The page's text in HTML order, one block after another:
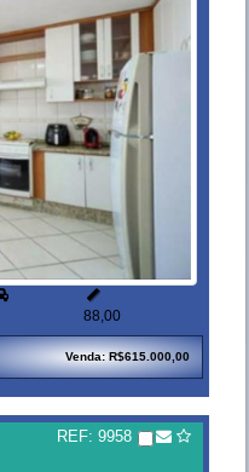

88,00
Venda: R$615.000,00
REF: 9958